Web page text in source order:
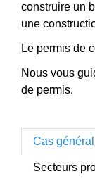
construire un
une
Le permis de
Nous vous
de permis.
Cas général
Secteurs